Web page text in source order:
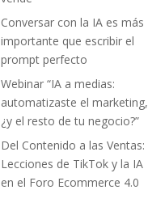
Conversar con la IA es más
importante que escribir el
prompt perfecto
Webinar “IA a medias:
automatizaste el marketing,
¿y el resto de tu negocio?”
Del Contenido a las Ventas:
Lecciones de TikTok y la IA
en el Foro Ecommerce 4.0